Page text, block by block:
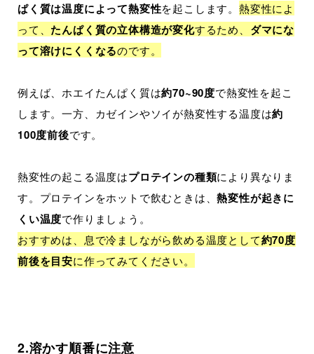
ぱく質は温度によって熱変性を起こします。熱変性によ
って、 たんぱく質の立体構造が変化するため、 ダマにな
って溶けにくくなるのです。
例えば、ホエイたんぱく質は約70~90度で熱変性を起こ
します。一方、カゼインやソイが熱変性する温度は約
100度前後です。
熱変性の起こる温度はプロテインの種類により異なりま
す。プロテインをホットで飲むときは、熱変性が起きに
くい温度で作りましょう。
おすすめは、息で冷ましながら飲める温度として約70度
前後を目安に作ってみてください。
2.溶かす順番に注意